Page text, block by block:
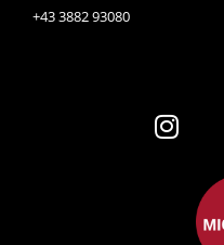
+43 3882 93080